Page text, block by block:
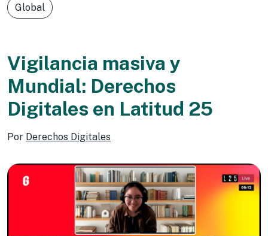
Global
Vigilancia masiva y
Mundial: Derechos
Digitales en Latitud 25
Por Derechos Digitales